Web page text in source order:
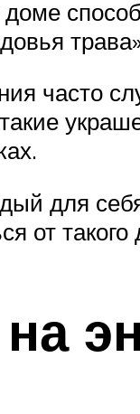
часто
для
от такого